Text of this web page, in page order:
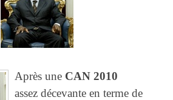
Après une CAN 2010
assez décevante en terme de